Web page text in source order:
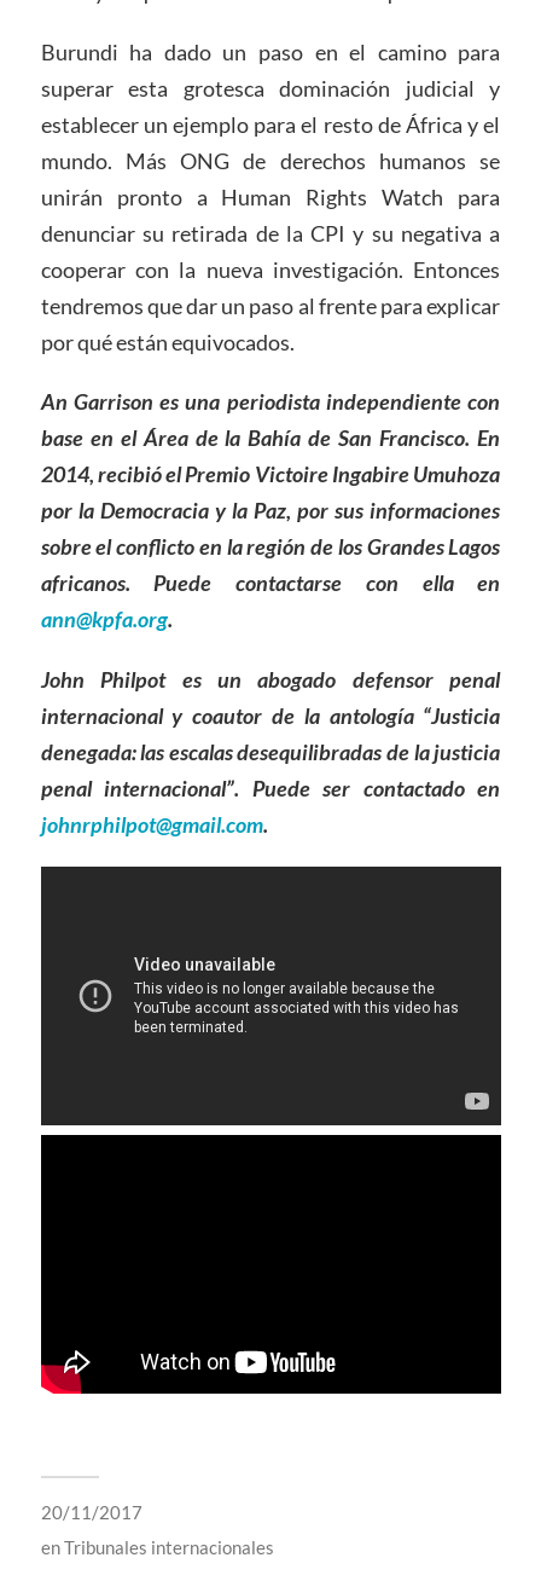
Burundi ha dado un paso en el camino para
superar esta grotesca dominación judicial y
establecer un ejemplo para el resto de África y el
mundo. Más ONG de derechos humanos se
unirán pronto a Human Rights Watch para
denunciar su retirada de la CPI y su negativa a
cooperar con la nueva investigación. Entonces
tendremos que dar un paso al frente para explicar
por qué están equivocados.
An Garrison es una periodista independiente con
base en el Área de la Bahía de San Francisco. En
2014, recibió el Premio Victoire Ingabire Umuhoza
por la Democracia y la Paz, por sus informaciones
sobre el conflicto en la región de los Grandes Lagos
africanos. Puede contactarse con ella en
ann@kpfa.org.
John Philpot es un abogado defensor penal
internacional y coautor de la antología “Justicia
denegada: las escalas desequilibradas de la justicia
penal internacional”. Puede ser contactado en
johnrphilpot@gmail.com.
20/11/2017
enTribunales internacionales